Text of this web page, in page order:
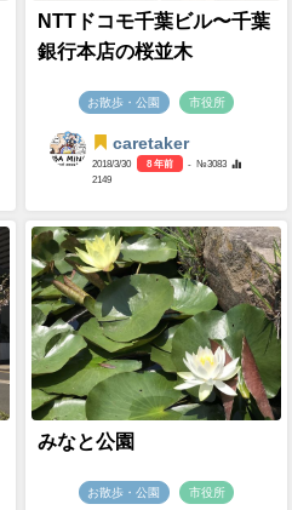
NTTドコモ千葉ビル〜千葉
銀行本店の桜並木
お散歩・公園 市役所
caretaker
2018/3/30 8 年前
- №3083
2149
みなと公園
お散歩・公園 市役所